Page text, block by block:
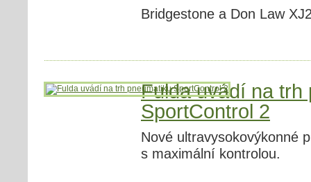
Bridgestone a Don Law
Fulda uvádí na trh
SportControl 2
Nové ultravysokovýkonné
s maximální kontrolou.